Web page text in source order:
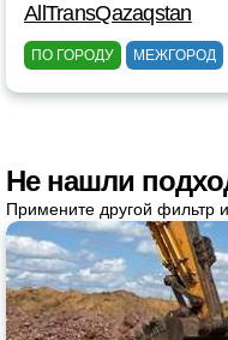
AllTransQazaqstan
ПО ГОРОДУ МЕЖГОРОД
Не нашли
Примените другой фильтр